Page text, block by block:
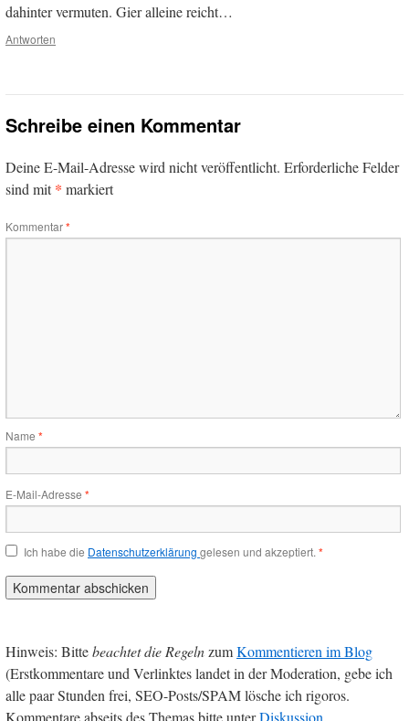
dahinter vermuten. Gier alleine reicht…
Antworten
Schreibe einen Kommentar
Deine E-Mail-Adresse wird nicht veröffentlicht. Erforderliche Felder
sind mit* markiert
Kommentar*
Name *
E-Mail-Adresse *
Ich habe die Datenschutzerklärung gelesen und akzeptiert. *
Hinweis: Bittebeachtet die RegelnzumKommentieren im Blog
(Erstkommentare und Verlinktes landet in der Moderation, gebe ich
alle paar Stunden frei, SEO-Posts/SPAM lösche ich rigoros.
Kommentare abseits des Themas bitte unterDiskussion.